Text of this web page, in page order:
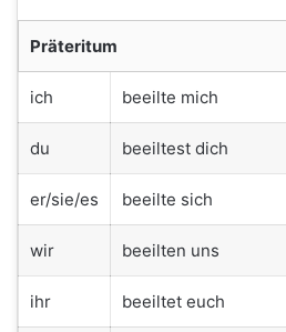
Präteritum
ich beeilte mich
du beeiltest dich
er/sie/es beeilte sich
wir beeilten uns
ihr beeiltet euch